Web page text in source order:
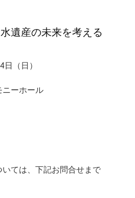
遺産の未来を考える
（日）
ニーホール
ては、下記お問合せまで